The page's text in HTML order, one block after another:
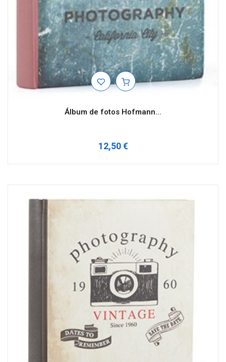
Álbum de fotos Hofmann...
12,50 €